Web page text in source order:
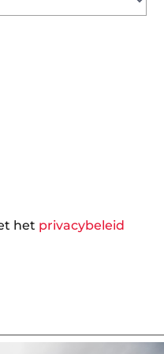
het privacybeleid